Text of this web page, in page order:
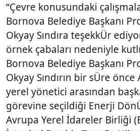
“Çevre konusundaki
Bornova Belediye Başkanı
Okyay Sındıra teşekkÜr
örnek çabaları nedeniyle
Bornova Belediye Başkanı
Okyay Sındırın bir sÜre
yerel yönetici arasından
görevine seçildiği Enerji
Avrupa Yerel İdareler Birliği